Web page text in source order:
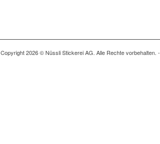
Copyright 2026 © Nüssli Stickerei AG. Alle Rechte vorbehalten. -